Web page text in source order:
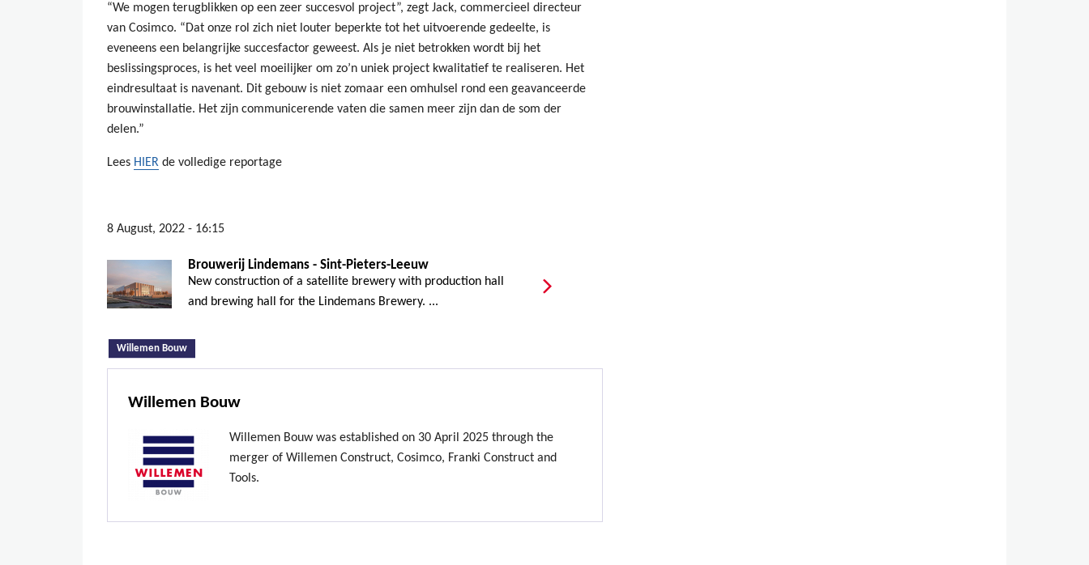
“We mogen terugblikken op een zeer succesvol project”, zegt Jack, commercieel directeur
van Cosimco. “Dat onze rol zich niet louter beperkte tot het uitvoerende gedeelte, is
eveneens een belangrijke succesfactor geweest. Als je niet betrokken wordt bij het
beslissingsproces, is het veel moeilijker om zo’n uniek project kwalitatief te realiseren. Het
eindresultaat is navenant. Dit gebouw is niet zomaar een omhulsel rond een geavanceerde
brouwinstallatie. Het zijn communicerende vaten die samen meer zijn dan de som der
delen.”
Lees HIER de volledige reportage
8 August, 2022 - 16:15
Brouwerij Lindemans - Sint-Pieters-Leeuw
New construction of a satellite brewery with production hall
and brewing hall for the Lindemans Brewery. ...
Willemen Bouw
Willemen Bouw
Willemen Bouw was established on 30 April 2025 through the
merger of Willemen Construct, Cosimco, Franki Construct and
Tools.